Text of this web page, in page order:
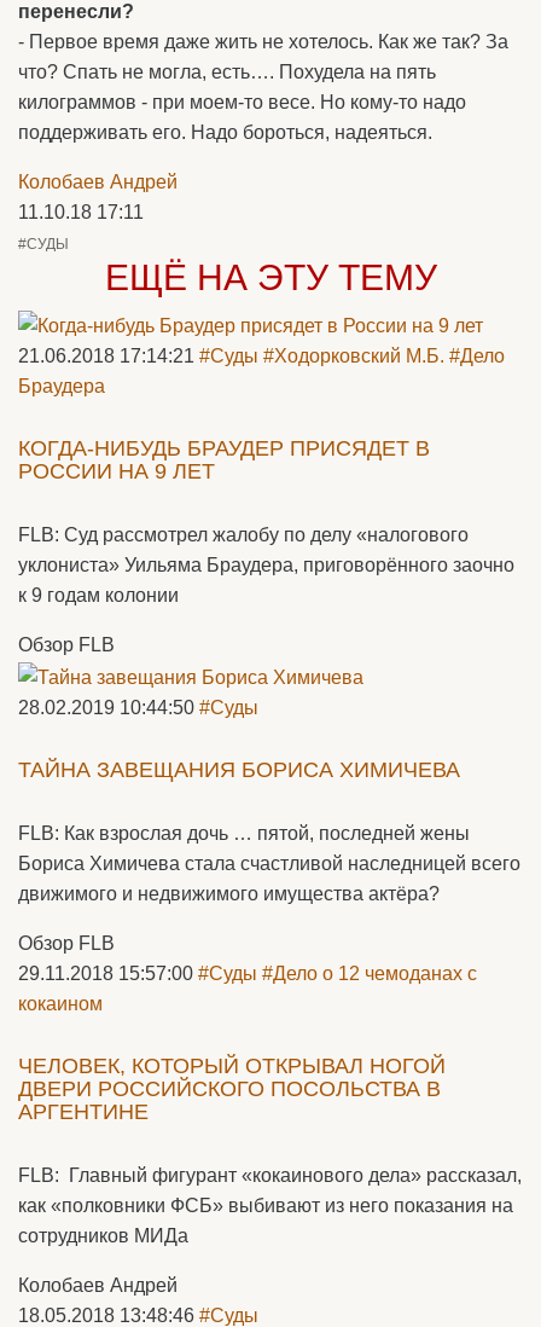
перенесли?
- Первое время даже жить не хотелось. Как же так? За
что? Спать не могла, есть…. Похудела на пять
килограммов - при моем-то весе. Но кому-то надо
поддерживать его. Надо бороться, надеяться.
Колобаев Андрей
11.10.18 17:11
#СУДЫ
ЕЩЁ НА ЭТУ ТЕМУ
21.06.2018 17:14:21 #Суды #Ходорковский М.Б. #Дело
Браудера
КОГДА-НИБУДЬ БРАУДЕР ПРИСЯДЕТ В
РОССИИ НА 9 ЛЕТ
FLB: Суд рассмотрел жалобу по делу «налогового
уклониста» Уильяма Браудера, приговорённого заочно
к 9 годам колонии
Обзор FLB
28.02.2019 10:44:50 #Суды
ТАЙНА ЗАВЕЩАНИЯ БОРИСА ХИМИЧЕВА
FLB: Как взрослая дочь … пятой, последней жены
Бориса Химичева стала счастливой наследницей всего
движимого и недвижимого имущества актёра?
Обзор FLB
29.11.2018 15:57:00 #Суды #Дело о 12 чемоданах с
кокаином
ЧЕЛОВЕК, КОТОРЫЙ ОТКРЫВАЛ НОГОЙ
ДВЕРИ РОССИЙСКОГО ПОСОЛЬСТВА В
АРГЕНТИНЕ
FLB: Главный фигурант «кокаинового дела» рассказал,
как «полковники ФСБ» выбивают из него показания на
сотрудников МИДа
Колобаев Андрей
18.05.2018 13:48:46 #Суды